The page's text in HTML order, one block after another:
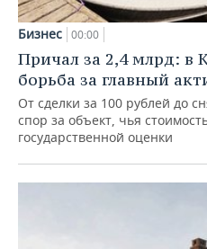
Бизнес 00:00
Причал за 2,4 млрд: в
борьба за главный
От сделки за 100 рублей до
спор за объект, чья
государственной оценки